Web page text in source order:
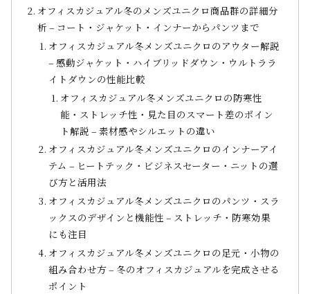
オフィスカジュアル冬のメンズユニクロ商品群の詳細分
析 – コート・ジャケット・インナーからパンツまで
オフィスカジュアル冬メンズユニクロのアウター解説
– 感動ジャケット・ハイブリッドダウン・ウルトララ
イトダウンの性能比較
オフィスカジュアル冬メンズユニクロの防寒性
能・ストレッチ性・見た目のスマート差のポイン
ト解説 – 素材感やシルエットの違い
オフィスカジュアル冬メンズユニクロのインナーアイ
テム – ヒートテック・ビジネスセーター・ニットの選
び方と活用法
オフィスカジュアル冬メンズユニクロのパンツ・スラ
ックスのデザインと機能性 – ストレッチ・防寒効果
にも注目
オフィスカジュアル冬メンズユニクロの足元・小物の
組み合わせ方 – 冬のオフィスカジュアルを完成させる
ポイント